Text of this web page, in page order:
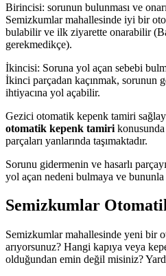
Birincisi: sorunun bulunması ve
Semizkumlar mahallesinde iyi bir
bulabilir ve ilk ziyarette onarabilir
gerekmedikçe).
İkincisi: Soruna yol açan sebebi
İkinci parçadan kaçınmak, sorunun
ihtiyacına yol açabilir.
Gezici otomatik kepenk tamiri
otomatik kepenk tamiri
parçaları yanlarında taşımaktadır.
Sorunu gidermenin ve hasarlı
yol açan nedeni bulmaya ve bununla
Semizkumlar
Semizkumlar mahallesinde yeni bir
arıyorsunuz? Hangi kapıya veya
olduğundan emin değil misiniz?